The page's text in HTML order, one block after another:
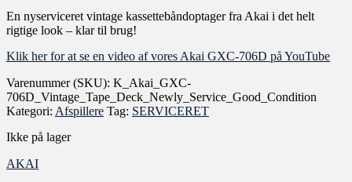
En nyserviceret vintage kassettebåndoptager fra Akai i det helt
rigtige look – klar til brug!
Klik her for at se en video af vores Akai GXC-706D på YouTube
Varenummer (SKU): K_Akai_GXC-
706D_Vintage_Tape_Deck_Newly_Service_Good_Condition
Kategori: Afspillere Tag: SERVICERET
Ikke på lager
AKAI